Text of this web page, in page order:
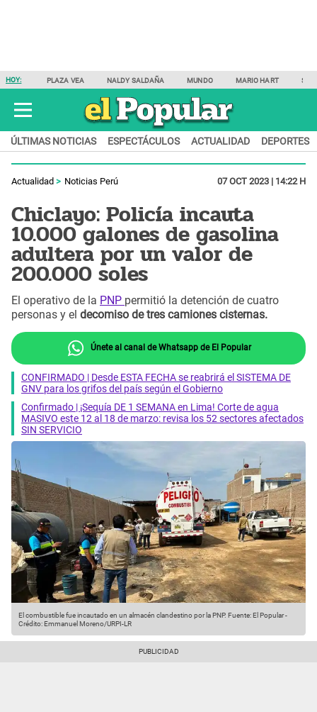
HOY: PLAZA VEA NALDY SALDAÑA MUNDO MARIO HART
ÚLTIMAS NOTICIAS ESPECTÁCULOS ACTUALIDAD DEPORTES
Actualidad Noticias Perú 07 OCT 2023 | 14:22 H
Chiclayo: Policía incauta
10.000 galones de gasolina
adultera por un valor de
200.000 soles
El operativo de la PNP permitió la detención de cuatro
personas y el decomiso de tres camiones cisternas.
Únete al canal de Whatsapp de El Popular
CONFIRMADO | Desde ESTA FECHA se reabrirá el SISTEMA DE
GNV para los grifos del país según el Gobierno
Confirmado | ¡Sequía DE 1 SEMANA en Lima! Corte de agua
MASIVO este 12 al 18 de marzo: revisa los 52 sectores afectados
SIN SERVICIO
El combustible fue incautado en un almacén clandestino por la PNP. Fuente: El Popular-
Crédito: Emmanuel Moreno/URPI-LR